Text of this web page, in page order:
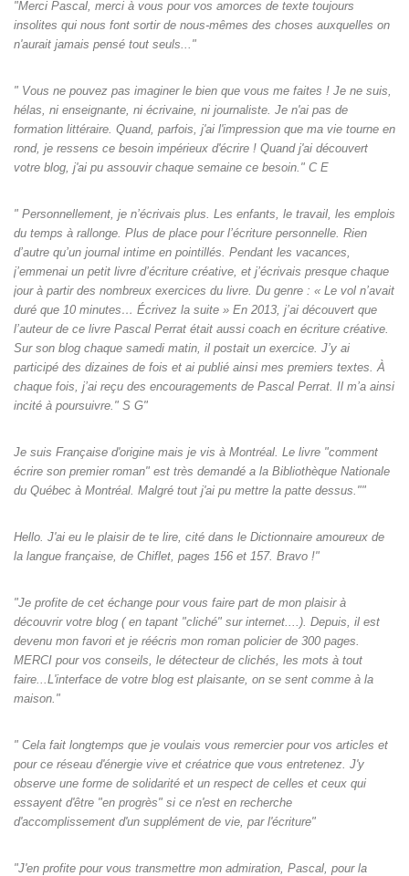
"Merci Pascal, merci à vous pour vos amorces de texte toujours
insolites qui nous font sortir de nous-mêmes des choses auxquelles on
n'aurait jamais pensé tout seuls‌..."
" Vous ne pouvez pas imaginer le bien que vous me faites ! Je ne suis,
hélas, ni enseignante, ni écrivaine, ni journaliste. Je n'ai pas de
formation littéraire. Quand, parfois, j'ai l'impression que ma vie tourne en
rond, je ressens ce besoin impérieux d'écrire ! Quand j'ai découvert
votre blog, j'ai pu assouvir chaque semaine ce besoin." C E
" Personnellement, je n’écrivais plus. Les enfants, le travail, les emplois
du temps à rallonge. Plus de place pour l’écriture personnelle. Rien
d’autre qu’un journal intime en pointillés. Pendant les vacances,
j’emmenai un petit livre d’écriture créative, et j’écrivais presque chaque
jour à partir des nombreux exercices du livre. Du genre : « Le vol n’avait
duré que 10 minutes… Écrivez la suite » En 2013, j’ai découvert que
l’auteur de ce livre Pascal Perrat était aussi coach en écriture créative.
Sur son blog chaque samedi matin, il postait un exercice. J’y ai
participé des dizaines de fois et ai publié ainsi mes premiers textes. À
chaque fois, j’ai reçu des encouragements de Pascal Perrat. Il m’a ainsi
incité à poursuivre." S G"
Je suis Française d'origine mais je vis à Montréal. Le livre "comment
écrire son premier roman" est très demandé a la Bibliothèque Nationale
du Québec à Montréal. Malgré tout j'ai pu mettre la patte dessus.""
Hello. J'ai eu le plaisir de te lire, cité dans le Dictionnaire amoureux de
la langue française, de Chiflet, pages 156 et 157. Bravo !"
"Je profite de cet échange pour vous faire part de mon plaisir à
découvrir votre blog ( en tapant "cliché" sur internet....). Depuis, il est
devenu mon favori et je réécris mon roman policier de 300 pages.
MERCI pour vos conseils, le détecteur de clichés, les mots à tout
faire...L'interface de votre blog est plaisante, on se sent comme à la
maison."
" Cela fait longtemps que je voulais vous remercier pour vos articles et
pour ce réseau d'énergie vive et créatrice que vous entretenez. J'y
observe une forme de solidarité et un respect de celles et ceux qui
essayent d'être "en progrès" si ce n'est en recherche
d'accomplissement d'un supplément de vie, par l'écriture"
"J'en profite pour vous transmettre mon admiration, Pascal, pour la